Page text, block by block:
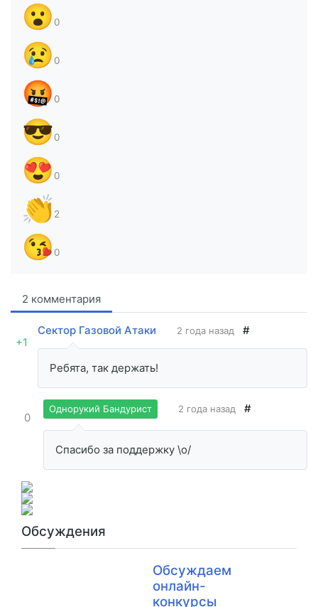
😮 0
😢 0
🤬 0
😎0
😍 0
👏 2
😘 0
2 комментария
+1
Сектор Газовой Атаки 2 года назад #
Ребята, так держать!
0
Однорукий Бандурист 2 года назад #
Спасибо за поддержку \о/
Обсуждения
Обсуждаем
онлайн-
конкурсы